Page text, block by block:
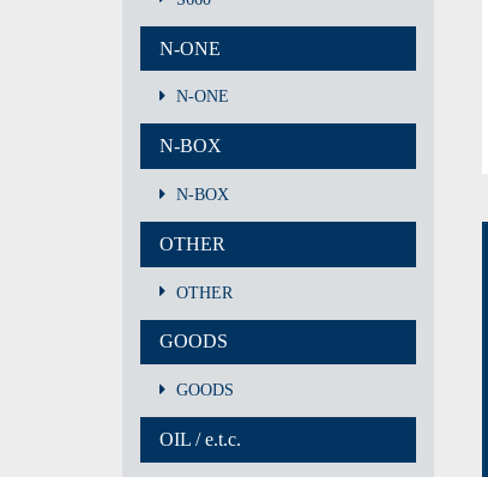
N-ONE
N-ONE
N-BOX
N-BOX
OTHER
OTHER
GOODS
GOODS
OIL / e.t.c.